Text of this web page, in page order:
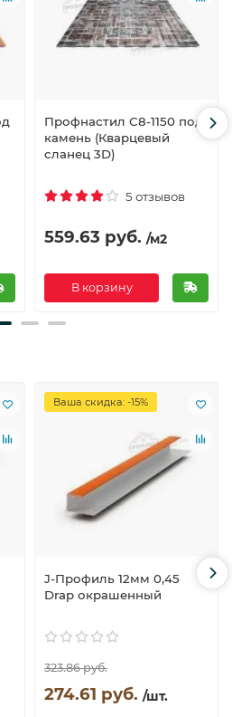
Профнастил С8-1150 под
камень (Кварцевый
сланец 3D)
5 отзывов
559.63 руб. /м2
В корзину
Ваша скидка: -15%
J-Профиль 12мм 0,45
Drap окрашенный
323.86 руб.
274.61 руб. /шт.